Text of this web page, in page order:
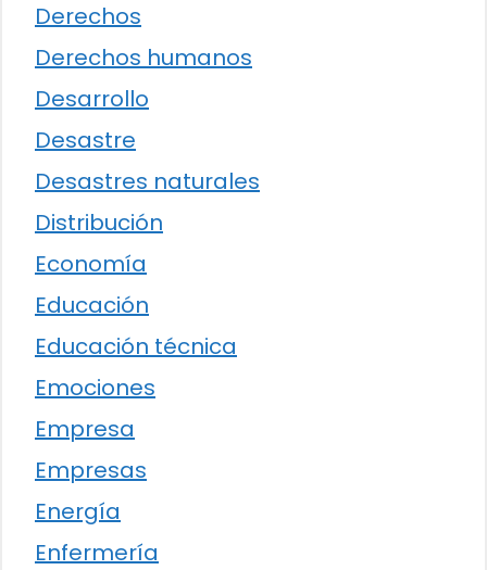
Derechos
Derechos humanos
Desarrollo
Desastre
Desastres naturales
Distribución
Economía
Educación
Educación técnica
Emociones
Empresa
Empresas
Energía
Enfermería